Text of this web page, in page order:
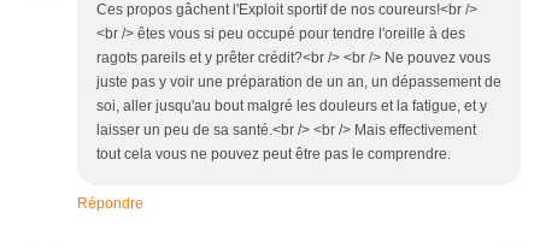
Ces propos gâchent l'Exploit sportif de nos coureurs!<br />
<br /> êtes vous si peu occupé pour tendre l'oreille à des
ragots pareils et y prêter crédit?<br /> <br /> Ne pouvez vous
juste pas y voir une préparation de un an, un dépassement de
soi, aller jusqu'au bout malgré les douleurs et la fatigue, et y
laisser un peu de sa santé.<br /> <br /> Mais effectivement
tout cela vous ne pouvez peut être pas le comprendre.
Répondre